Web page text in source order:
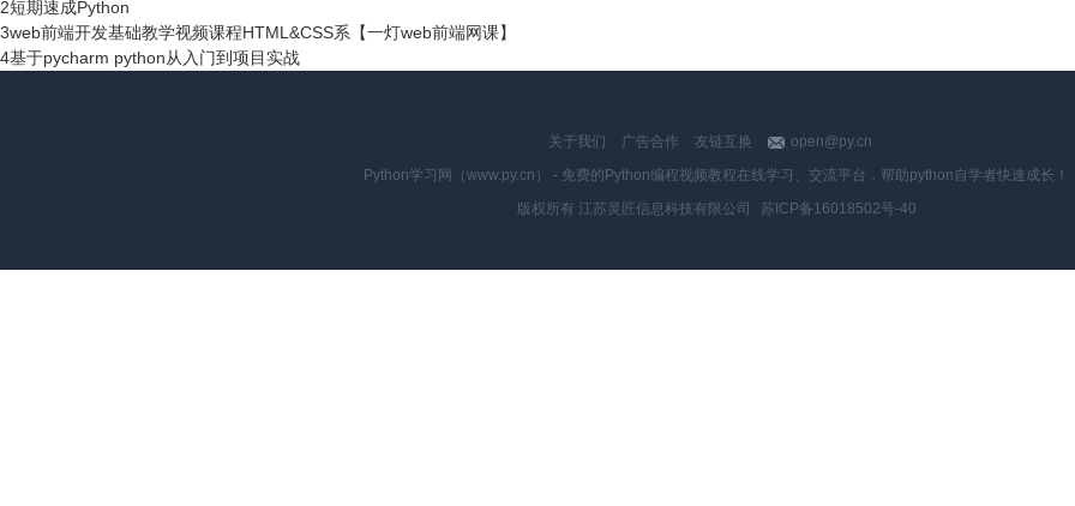
2短期速成Python
3web前端开发基础教学视频课程HTML&CSS系【一灯web前端网课】
4基于pycharm python从入门到项目实战
关于我们 广告合作 友链互换
open@py.cn
Python学习网（www.py.cn） - 免费的Python编程视频教程在线学习、交流平台，帮助python自学者快速成长！
版权所有 江苏灵匠信息科技有限公司
苏ICP备16018502号-40